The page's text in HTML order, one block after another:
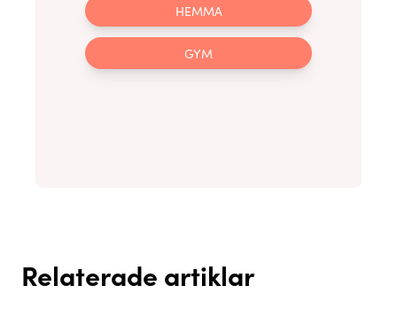
HEMMA
GYM
Relaterade artiklar